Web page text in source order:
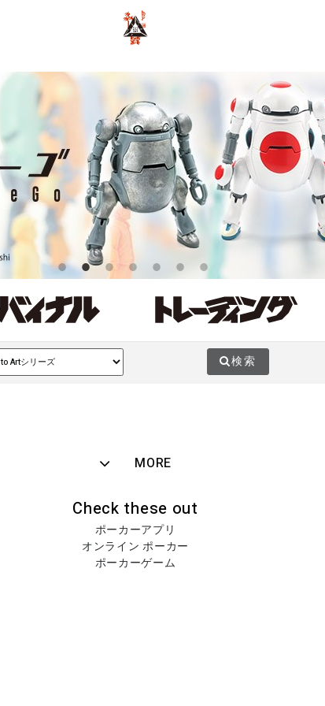
ポーカー
検索
MORE
Check these out
ポーカーアプリ
オンライン ポーカー
ポーカーゲーム